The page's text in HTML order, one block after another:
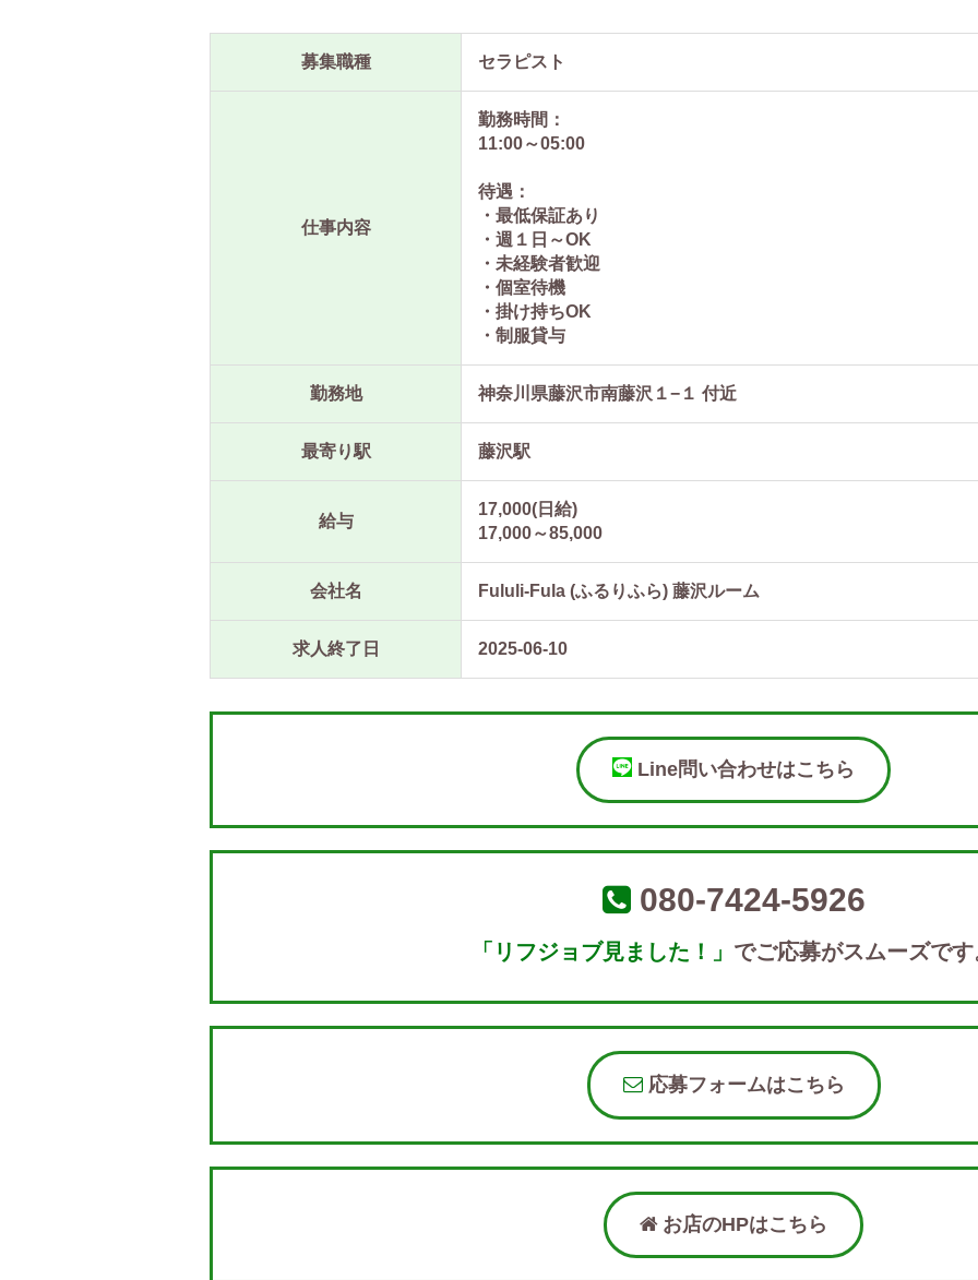
募集職種 セラピスト
仕事内容
勤務時間：
11:00～05:00
待遇：
・最低保証あり
・週１日～OK
・未経験者歓迎
・個室待機
・掛け持ちOK
・制服貸与
勤務地 神奈川県藤沢市南藤沢１−１ 付近
最寄り駅 藤沢駅
給与
17,000(日給)
17,000～85,000
会社名 Fululi-Fula (ふるりふら) 藤沢ルーム
求人終了日 2025-06-10
Line問い合わせはこちら
080-7424-5926
「リフジョブ見ました！」 でご応募がスムーズです
応募フォームはこちら
お店のHPはこちら